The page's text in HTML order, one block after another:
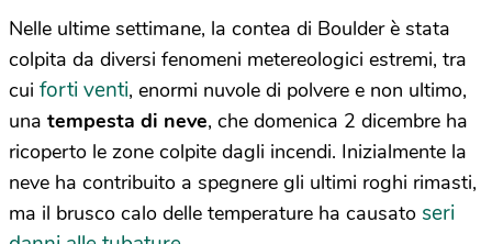
Nelle ultime settimane, la contea di Boulder è stata
colpita da diversi fenomeni metereologici estremi, tra
cui forti venti, enormi nuvole di polvere e non ultimo,
una tempesta di neve, che domenica 2 dicembre ha
ricoperto le zone colpite dagli incendi. Inizialmente la
neve ha contribuito a spegnere gli ultimi roghi rimasti,
ma il brusco calo delle temperature ha causato seri